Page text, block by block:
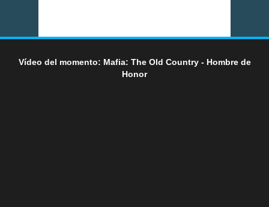
Vídeo del momento: Mafia: The Old Country - Hombre de
Honor